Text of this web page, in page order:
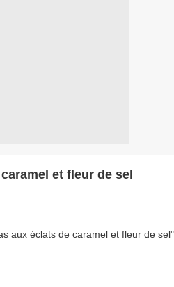
et fleur de sel